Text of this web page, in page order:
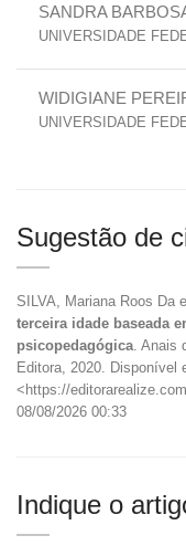
SANDRA
UNIVERSIDADE
WIDIGIANE
UNIVERSIDADE
Sugestão de
SILVA, Mariana Roos Da
terceira idade baseada
psicopedagógica .
Editora, 2020. Disponível
<https://
08/08/2026 00:33
Indique o